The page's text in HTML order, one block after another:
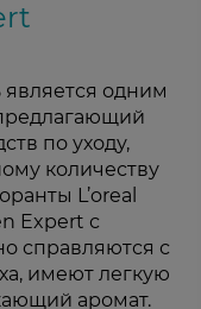
одним
по уходу,
количеству
L’oreal
Expert с
справляются с
имеют легкую
аромат.